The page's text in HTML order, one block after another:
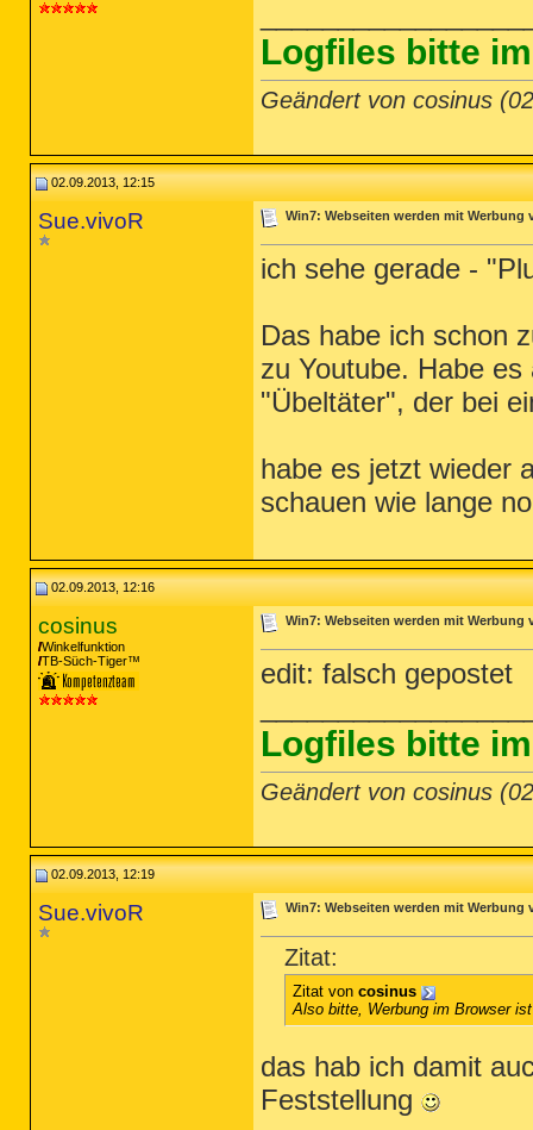
Logfiles bitte
Geändert von cosinus
02.09.2013, 12:15
Sue.vivoR Win7: Webseiten werden mit
ich sehe gerade -
Das habe ich schon
zu Youtube. Habe
"Übeltäter", der bei
habe es jetzt wieder
schauen wie lange
02.09.2013, 12:16
cosinus
Winkelfunktion
TB-Süch-Tiger™
Win7: Webseiten werden mit
edit: falsch gepostet
Logfiles bitte
Geändert von cosinus
02.09.2013, 12:19
Sue.vivoR Win7: Webseiten werden mit
Zitat:
Zitat von cosinus
Also bitte, Werbung im Browser
das hab ich damit
Feststellung